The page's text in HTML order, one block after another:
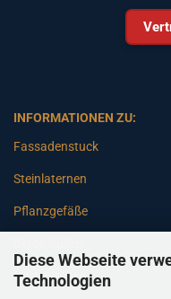
Diese Webseite
Technologien
INFORMATIONEN ZU:
Fassadenstuck
Steinlaternen
Pflanzgefäße
Gartenbänke